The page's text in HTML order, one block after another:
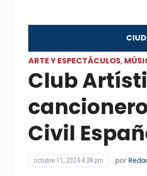
ARTE Y ESPECTÁCULOS,
Club
Civil
octubre 11, 2024 4:38 pm por